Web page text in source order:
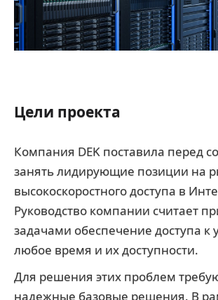
Цели проекта
Компания DEK поставила перед
занять лидирующие позиции на
высокоскоростного доступа в
Руководство компании считает
задачами обеспечение доступа к
любое время и их доступности.
Для решения этих проблем
надежные базовые решения. В